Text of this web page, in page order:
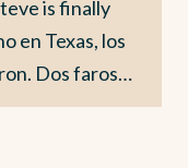
is finally
en Texas, los
Dos faros…